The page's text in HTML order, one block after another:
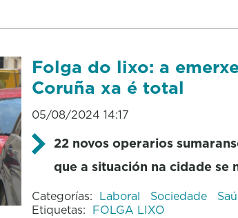
Folga do lixo: a
Coruña xa é total
05/08/2024 14:17
22 novos operarios
que a situación na cidade se
Categorías: Laboral Sociedade
Etiquetas: FOLGA LIXO